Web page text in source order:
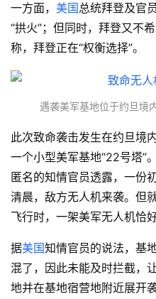
一方面， 美国总统拜登及官
“拱火”；但同时，拜登又不
称，拜登正在“权衡选择”。
遇袭美军基地位于约旦境
此次致命袭击发生在约旦境
一个小型美军基地“22号塔”
匿名的知情官员透露，一份
清晨，敌方无人机来袭。但
飞行时，一架美军无人机恰
据美国知情官员的说法，基
混了，因此未能及时拦截，
地并在基地宿营地附近展开